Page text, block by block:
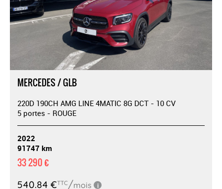
MERCEDES / GLB
220D 190CH AMG LINE 4MATIC 8G DCT - 10 CV
5 portes - ROUGE
2022
91747 km
33 290 €